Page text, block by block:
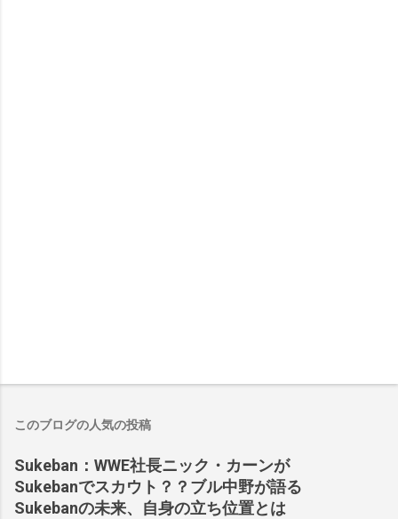
このブログの人気の投稿
Sukeban：WWE社長ニック・カーンが
Sukebanでスカウト？？ブル中野が語る
Sukebanの未来、自身の立ち位置とは